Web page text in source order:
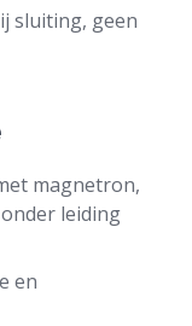
sluiting, geen
magnetron,
leiding
en